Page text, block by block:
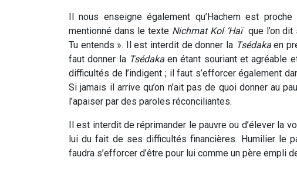
Il nous enseigne également qu’Hachem est
mentionné dans le texte Nichmat Kol ‘Haïque l’on dit
Tu entends ». Il est interdit de donner la Tsédakaen
faut donner la Tsédakaen étant souriant et agréable
difficultés de l’indigent ; il faut s’efforcer également
Si jamais il arrive qu’on n’ait pas de quoi donner au
l’apaiser par des paroles réconciliantes.
Il est interdit de réprimander le pauvre ou d’élever la
lui du fait de ses difficultés financières. Humilier le
faudra s’efforcer d’être pour lui comme un père empli